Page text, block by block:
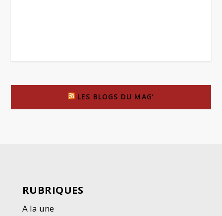
LES BLOGS DU MAG’
RUBRIQUES
A la une